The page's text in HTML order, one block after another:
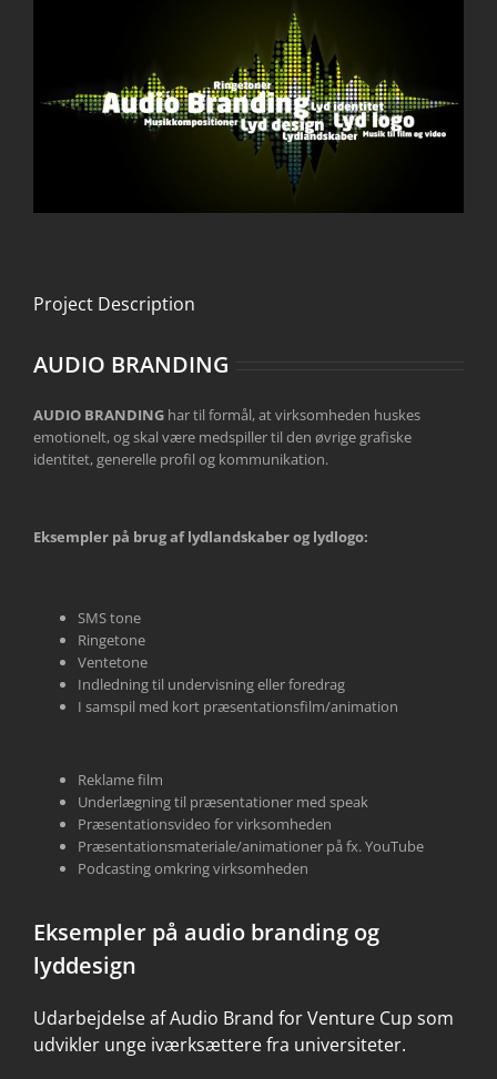
Project Description
AUDIO BRANDING
AUDIO BRANDING har til formål, at virksomheden huskes
emotionelt, og skal være medspiller til den øvrige grafiske
identitet, generelle profil og kommunikation.
Eksempler på brug af lydlandskaber og lydlogo:
SMS tone
Ringetone
Ventetone
Indledning til undervisning eller foredrag
I samspil med kort præsentationsfilm/animation
Reklame film
Underlægning til præsentationer med speak
Præsentationsvideo for virksomheden
Præsentationsmateriale/animationer på fx. YouTube
Podcasting omkring virksomheden
Eksempler på audio branding og
lyddesign
Udarbejdelse af Audio Brand for Venture Cup som
udvikler unge iværksættere fra universiteter.